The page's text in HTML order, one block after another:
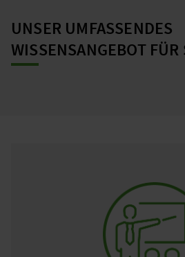
UNSER UMFASSENDES
WISSENSANGEBOT FÜR